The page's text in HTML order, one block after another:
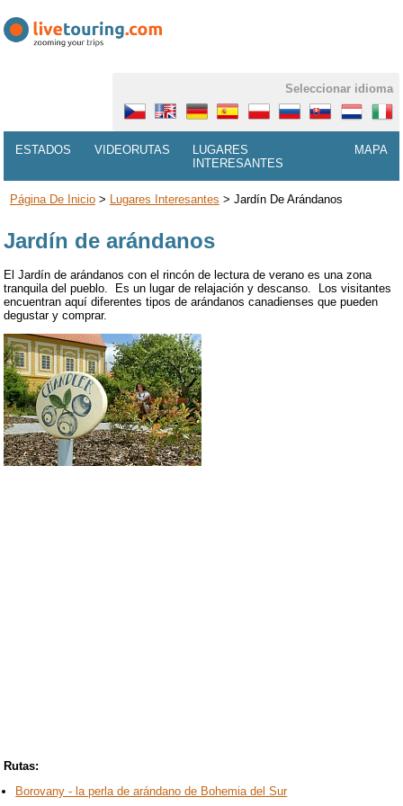
Seleccionar idioma
ESTADOS VIDEORUTAS
LUGARES
INTERESANTES
MAPA
Página De Inicio> Lugares Interesantes > Jardín De Arándanos
Jardín de arándanos
El Jardín de arándanos con el rincón de lectura de verano es una zona
tranquila del pueblo. Es un lugar de relajación y descanso. Los visitantes
encuentran aquí diferentes tipos de arándanos canadienses que pueden
degustar y comprar.
Rutas:
Borovany - la perla de arándano de Bohemia del Sur